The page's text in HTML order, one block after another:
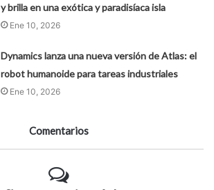
y brilla en una exótica y paradisíaca isla
Ene 10, 2026
Dynamics lanza una nueva versión de Atlas: el
robot humanoide para tareas industriales
Ene 10, 2026
Comentarios